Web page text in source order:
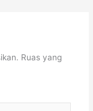
Ruas yang